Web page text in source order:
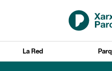
Saltar al contenido principal
La Red